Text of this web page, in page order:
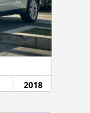
2018